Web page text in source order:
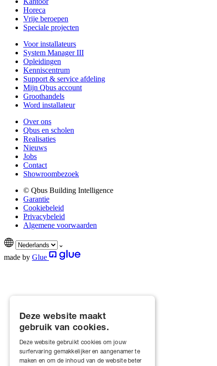
Horeca
Vrije beroepen
Speciale projecten
Voor installateurs
System Manager III
Opleidingen
Kenniscentrum
Support & service afdeling
Mijn Qbus account
Groothandels
Word installateur
Over ons
Qbus en scholen
Realisaties
Nieuws
Jobs
Contact
Showroombezoek
© Qbus Building Intelligence
Garantie
Cookiebeleid
Privacybeleid
Algemene voorwaarden
made by Glue
Deze website maakt
gebruik van cookies.
Deze website gebruikt cookies om jouw
surfervaring gemakkelijker en aangenamer te
maken en om de inhoud van de website beter